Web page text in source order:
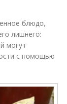
блюдо,
лишнего:
могут
с помощью